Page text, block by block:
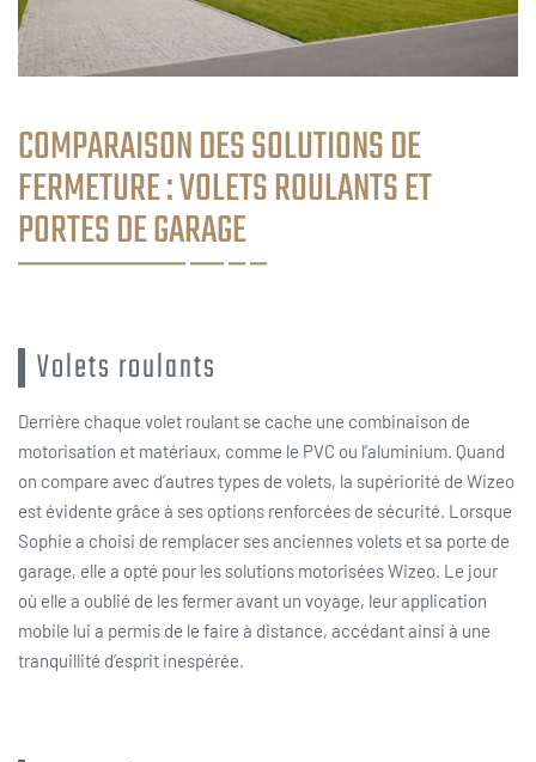
COMPARAISON DES SOLUTIONS DE
FERMETURE : VOLETS ROULANTS ET
PORTES DE GARAGE
Volets roulants
Derrière chaque volet roulant se cache une combinaison de
motorisation et matériaux, comme le PVC ou l’aluminium. Quand
on compare avec d’autres types de volets, la supériorité de Wizeo
est évidente grâce à ses options renforcées de sécurité. Lorsque
Sophie a choisi de remplacer ses anciennes volets et sa porte de
garage, elle a opté pour les solutions motorisées Wizeo. Le jour
où elle a oublié de les fermer avant un voyage, leur application
mobile lui a permis de le faire à distance, accédant ainsi à une
tranquillité d’esprit inespérée.